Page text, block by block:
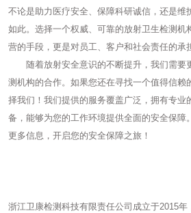
不论是助力医疗安全、保障科研诚信，还是维
如此。选择一个权威、可靠的放射卫生检测机
营的手段，更是对员工、客户和社会责任的承
随着放射安全意识的不断提升，我们需要
测机构的合作。如果您还在寻找一个值得信赖
择我们！我们提供的服务覆盖广泛，拥有专业
备，能够为您的工作环境提供全面的安全保障
更多信息，开启您的安全保障之旅！
浙江卫康检测科技有限责任公司成立于2015年